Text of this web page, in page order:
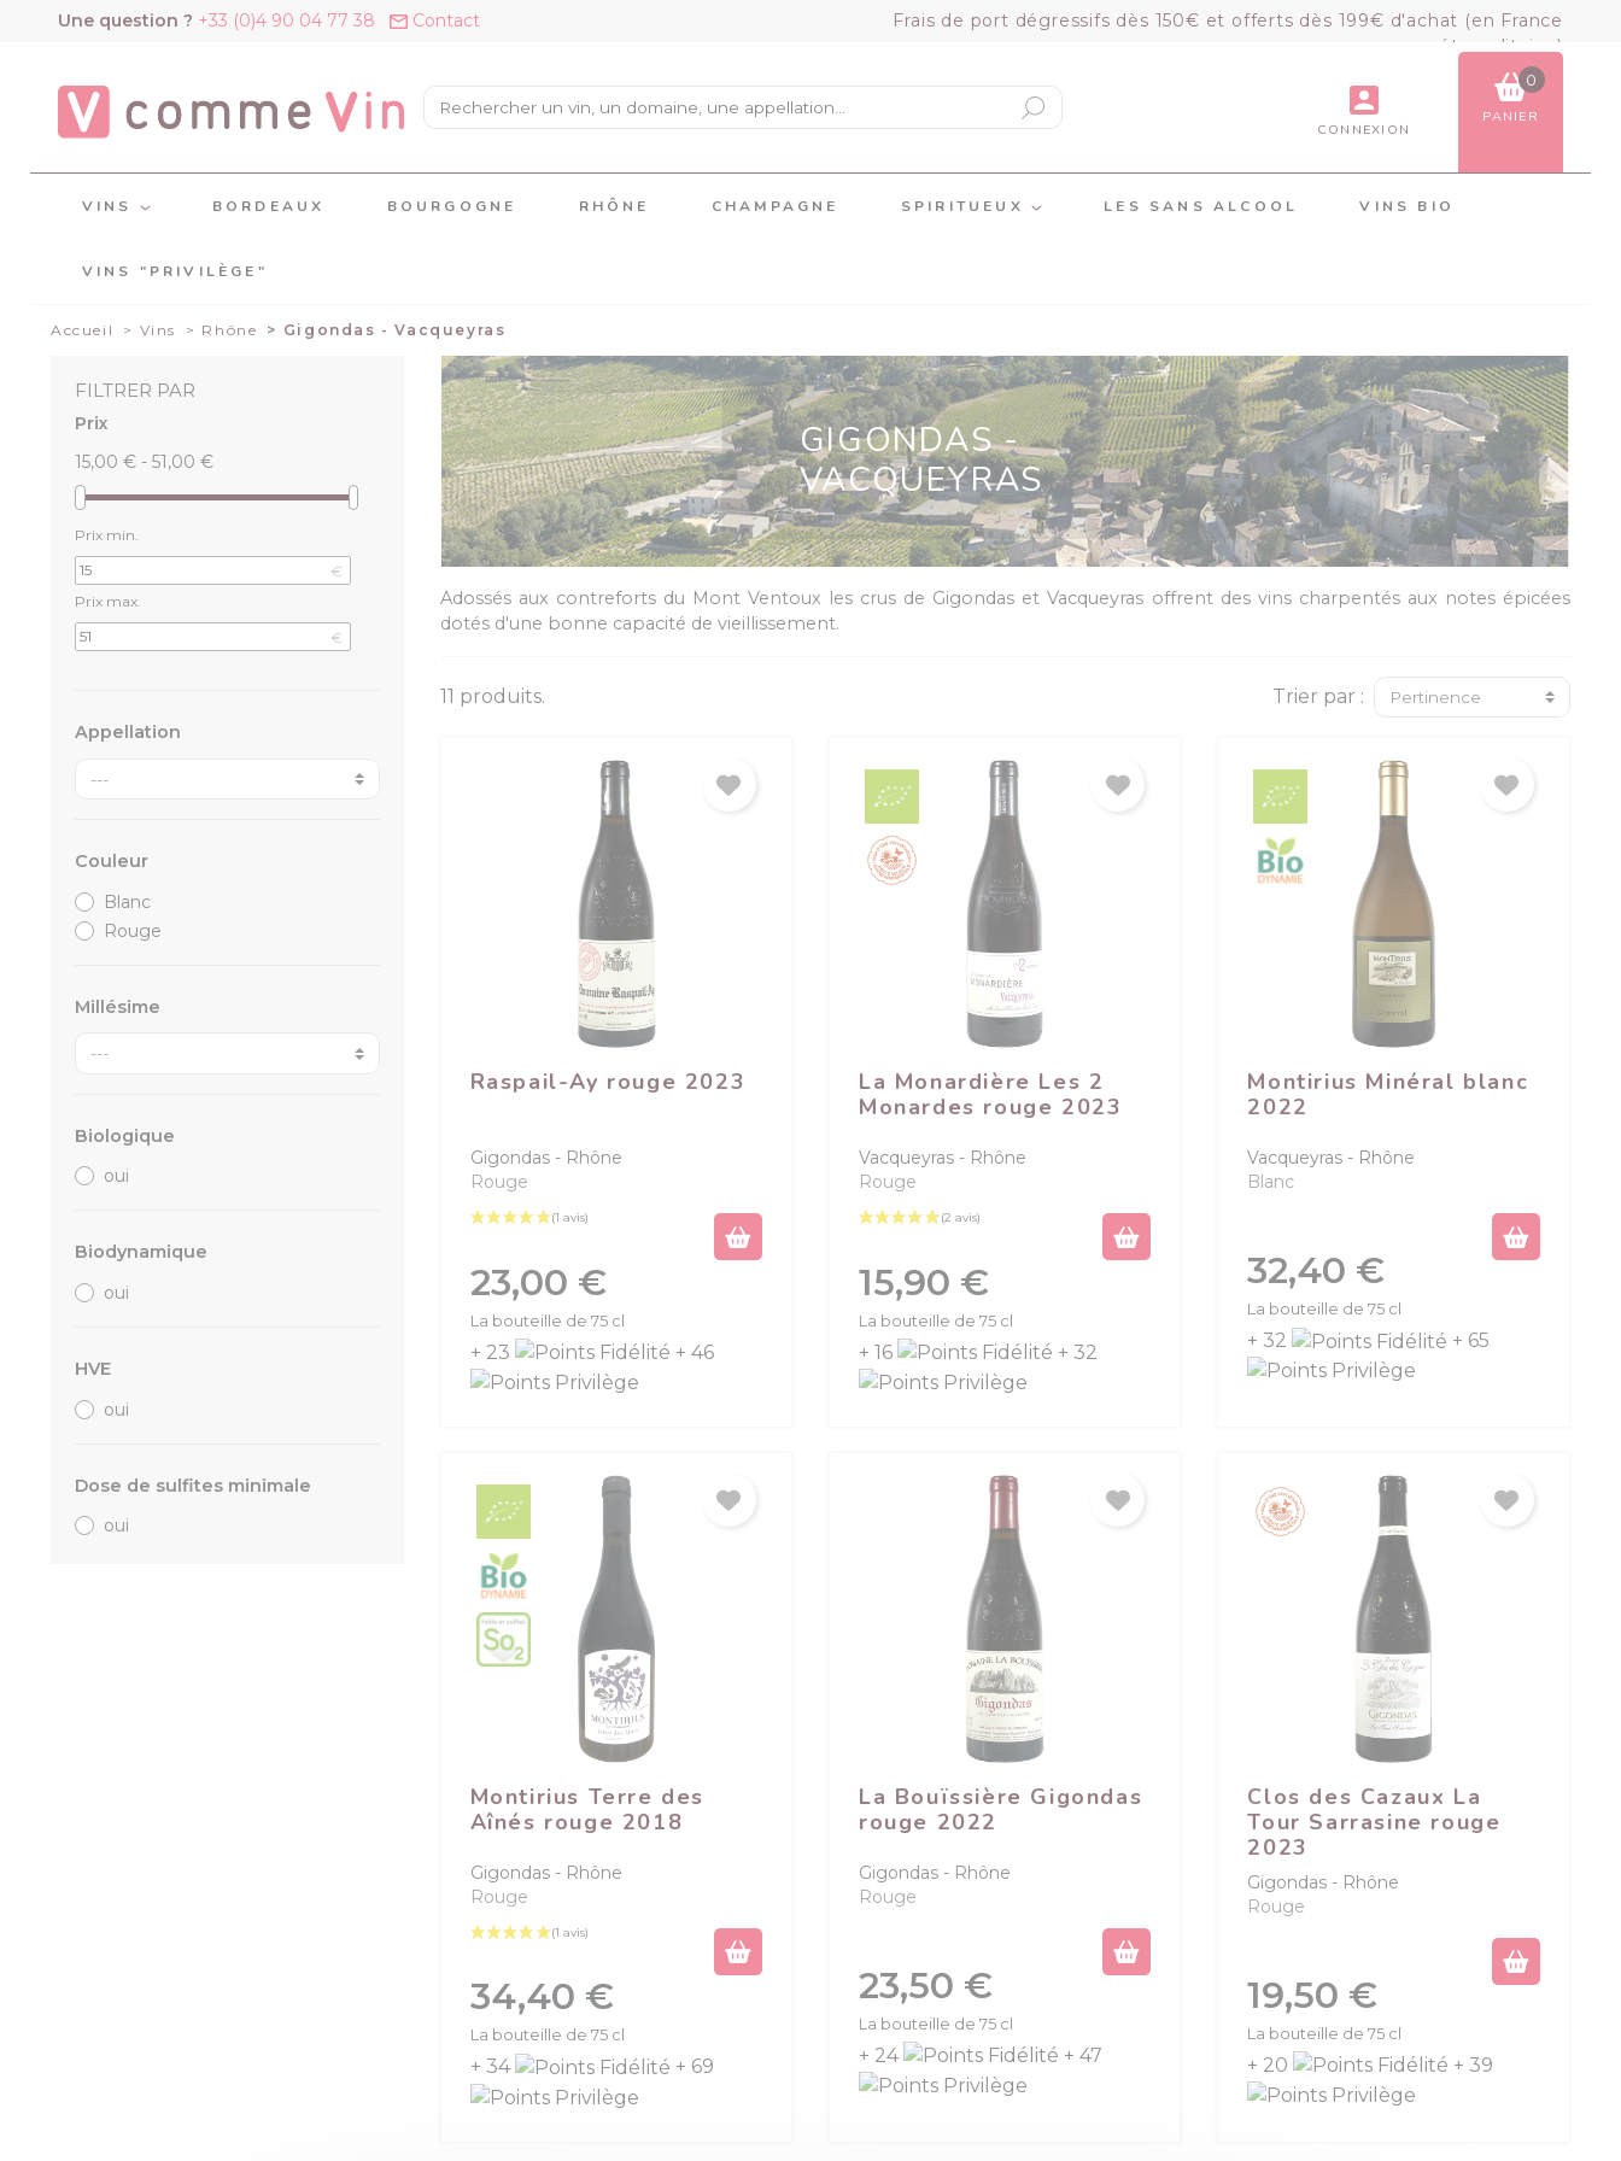
Une question ? +33 (0)4 90 04 77 38 Contact
Frais de port dégressifs dès 150€ et offerts dès 199€ d'achat (en France
métropolitaine)
CONNEXION
0
PANIER
VOIR LE PANIER COMMANDER
VINS BORDEAUX BOURGOGNE RHÔNE CHAMPAGNE SPIRITUEUX LES SANS ALCOOL VINS BIO
VINS "PRIVILÈGE"
Accueil Vins Rhône Gigondas - Vacqueyras
FILTRER PAR
Prix
15,00 € - 51,00 €
Prix min.
€
Prix max.
€
Appellation
Couleur
Blanc
Rouge
Millésime
Biologique
oui
Biodynamique
oui
HVE
oui
Dose de sulfites minimale
oui
GIGONDAS -
VACQUEYRAS
Adossés aux contreforts du Mont Ventoux les crus de Gigondas et Vacqueyras offrent des vins charpentés aux notes épicées
dotés d'une bonne capacité de vieillissement.
11 produits. Trier par :
Raspail-Ay rouge 2023
Gigondas
Rhône
Rouge
(1 avis)
Prix
23,00 €
La bouteille de 75 cl
+ 23 + 46
La Monardière Les 2
Monardes rouge 2023
Vacqueyras
Rhône
Rouge
Prix
15,90 €
La bouteille de 75 cl
+ 16 + 32
Montirius Minéral blanc
2022
Vacqueyras
Rhône
Blanc
Prix
32,40 €
La bouteille de 75 cl
+ 32 + 65
Montirius Terre des
Aînés rouge 2018
Gigondas
Rhône
Rouge
Prix
34,40 €
La bouteille de 75 cl
+ 34 + 69
La Bouïssière Gigondas
rouge 2022
Gigondas
Rhône
Rouge
Prix
23,50 €
La bouteille de 75 cl
+ 24 + 47
Clos des Cazaux La
Tour Sarrasine rouge
2023
Gigondas
Rhône
Rouge
Prix
19,50 €
La bouteille de 75 cl
+ 20 + 39
Panneau de gestion des cookies